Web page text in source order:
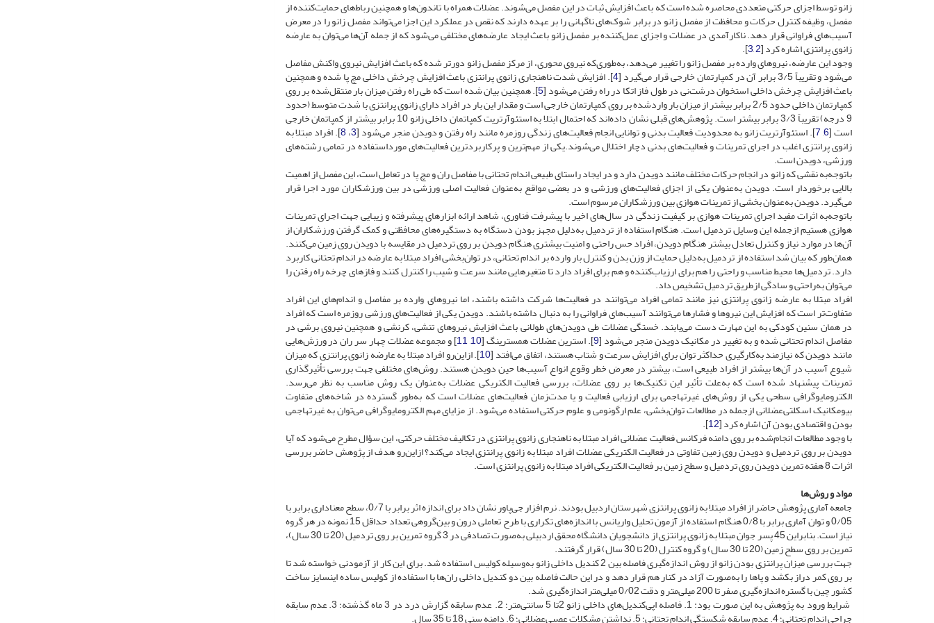
زانو توسط اجزای حرکتی متعددی محاصره شده است که باعث افزایش ثبات در این مفصل می‌شوند. عضلات همراه با تاندون‌ها و همچنین رباط‌های حمایت‌کننده از
مفصل، وظیفه کنترل حرکات و محافظت از مفصل زانو در برابر شوک‌های ناگهانی را بر عهده دارند که نقص در عملکرد این اجزا می‌تواند مفصل زانو را در معرض
آسیب‌های فراوانی قرار دهد. ناکارآمدی در عضلات و اجزای عمل‌کننده بر مفصل زانو باعث ایجاد عارضه‌های مختلفی می‌شود که از جمله آن‌ها می‌توان به عارضه
زانوی پرانتزی اشاره کرد [2
,
3
].
وجود این عارضه، نیروهای وارده بر مفصل زانو را تغییر می‌دهد، به‌طوری‌که نیروی محوری، از مرکز مفصل زانو دورتر شده که باعث افزایش نیروی واکنش مفاصل
می‌شود و تقریباً 3/5 برابر آن در کمپارتمان خارجی قرار می‌گیرد [ 4]. افزایش شدت ناهنجاری زانوی پرانتزی باعث افزایش چرخش داخلی مچ پا شده و همچنین
باعث افزایش چرخش داخلی استخوان درشت‌نی در طول فاز اتکا در راه رفتن می‌شود [5]. همچنین بیان شده است که طی راه رفتن میزان بار منتقل‌شده بر روی
کمپارتمان داخلی حدود 2/5 برابر بیشتر از میزان بار وارد‌شده بر روی کمپارتمان خارجی است و مقدار این بار در افراد دارای زانوی پرانتزی با شدت متوسط (حدود
9 درجه) تقریباً 3/3 برابر بیشتر است. پژوهش‌های قبلی نشان داده‌اند که احتمال ابتلا به استئوآرتریت کمپاتمان داخلی زانو 10 برابر بیشتر از کمپاتمان خارجی
است [6
,
7]. استئوآرتریت زانو به محدودیت فعالیت بدنی و توانایی انجام فعالیت‌های زندگی روزمره مانند راه رفتن و دویدن منجر می‌شود [3،8]. افراد مبتلا به
زانوی پرانتزی اغلب در اجرای تمرینات و فعالیت‌های بدنی دچار اختلال می‌شوند.یکی از مهم‌ترین و پرکاربرد‌ترین فعالیت‌های مورد‌استفاده در تمامی رشته‌های
ورزشی، دویدن است.
با‌توجه‌به نقشی که زانو در انجام حرکات مختلف مانند دویدن دارد و در ایجاد راستای طبیعی اندام تحتانی با مفاصل ران و مچ پا در تعامل است، این مفصل از اهمیت
بالایی برخوردار است. دویدن به‌عنوان یکی از اجزای فعالیت‌های ورزشی و در بعضی مواقع به‌عنوان فعالیت اصلی ورزشی در بین ورزشکاران مورد اجرا قرار
می‌گیرد. دویدن به‌عنوان بخشی از تمرینات هوازی بین ورزشکاران مرسوم است.
با‌توجه‌به اثرات مفید اجرای تمرینات هوازی بر کیفیت زندگی در سال‌های اخیر با پیشرفت فناوری، شاهد ارائه ابزارهای پیشرفته و زیبایی جهت اجرای تمرینات
هوازی هستیم از‌جمله این وسایل تردمیل است. هنگام استفاده از تردمیل به‌دلیل مجهز بودن دستگاه به دستگیره‌های محافظتی و کمک گرفتن ورزشکاران از
آن‌ها در موارد نیاز و کنترل تعادل بیشتر هنگام دویدن، افراد حس راحتی و امنیت بیشتری هنگام دویدن بر روی تردمیل در مقایسه با دویدن روی زمین می‌کنند.
همان‌طور که بیان شد استفاده از تردمیل به‌دلیل حمایت از وزن بدن و کنترل بار وارده بر اندام تحتانی، در توان‌بخشی افراد مبتلا به عارضه در اندام تحتانی کاربرد
دارد. تردمیل‌ها محیط مناسب و راحتی را هم برای ارزیاب‌کننده و هم برای افراد دارد تا متغیرهایی مانند سرعت و شیب را کنترل کنند و فازهای چرخه راه رفتن را
می‌توان به‌راحتی و سادگی از‌طریق تردمیل تشخیص داد.
افراد مبتلا به عارضه زانوی پرانتزی نیز مانند تمامی افراد می‌توانند در فعالیت‌ها شرکت داشته باشند، اما نیروهای وارده بر مفاصل و اندام‌های این افراد
متفاوت‌تر است که افزایش این نیروها و فشارها می‌توانند آسیب‌های فراوانی را به دنبال داشته باشند. دویدن یکی از فعالیت‌های ورزشی روزمره است که افراد
در همان سنین کودکی به این مهارت دست می‌یابند. خستگی عضلات طی دویدن‌های طولانی باعث افزایش نیروهای تنشی، کرنشی و همچنین نیروی برشی در
مفاصل اندام تحتانی شده و به تغییر در مکانیک دویدن منجر می‌شود [9]. استرین عضلات همسترینگ [10
,
11] و مجموعه عضلات چهار سر ران در ورزش‌هایی
مانند دویدن که نیازمند به‌کارگیری حداکثر توان برای افزایش سرعت و شتاب هستند، اتفاق می‌افتد [10]. ازاین‌رو افراد مبتلا به عارضه زانوی پرانتزی که میزان
شیوع آسیب در آن‌ها بیشتر از افراد طبیعی است، بیشتر در معرض خطر وقوع انواع آسیب‌ها حین دویدن هستند. روش‌های مختلفی جهت بررسی تأثیرگذاری
تمرینات پیشنهاد شده است که به‌علت تأثیر این تکنیک‌ها بر روی عضلات، بررسی فعالیت الکتریکی عضلات به‌عنوان یک روش مناسب به ‌نظر می‌رسد.
الکترومایوگرافی سطحی یکی از روش‌های غیر‌تهاجمی برای ارزیابی فعالیت و یا مدت‌زمان فعالیت‌های عضلات است که به‌طور گسترده در شاخه‌های متفاوت
بیومکانیک اسکلتی‌عضلانی از‌جمله در مطالعات توان‌بخشی، علم ارگونومی و علوم حرکتی استفاده می‌شود. از مزایای مهم الکترومایوگرافی می‌توان به غیر‌تهاجمی
بودن و اقتصادی بودن آن اشاره کرد [12
].
با وجود مطالعات انجام‌شده بر روی دامنه فرکانس فعالیت عضلانی افراد مبتلا به ناهنجاری زانوی پرانتزی در تکالیف مختلف حرکتی، این سؤال مطرح می‌شود که آیا
دویدن بر روی تردمیل و دویدن روی زمین تفاوتی در فعالیت الکتریکی عضلات افراد مبتلا به زانوی پرانتزی ایجاد می‌کند؟ از‌این‌رو هدف از پژوهش حاضر بررسی
اثرات 8 هفته تمرین دویدن روی تردمیل و سطح زمین بر فعالیت الکتریکی افراد مبتلا به زانوی پرانتزی است.
مواد و روش‌ها
جامعه آماری پژوهش حاضر از افراد مبتلا به زانوی پرانتزی شهرستان اردبیل بودند. نرم افزار جی‌پاور نشان داد برای اندازه اثر برابر با 0/7، سطح معناداری برابر با
0/05 و توان آماری برابر با 0/8 هنگام استفاده از آزمون تحلیل واریانس با اندازه‌های تکراری با طرح تعاملی درون و بین‌گروهی تعداد حداقل 15 نمونه در هر گروه
نیاز است. بنابراین 45 پسر جوان مبتلا به زانوی پرانتزی از دانشجویان دانشگاه محقق اردبیلی به‌صورت تصادفی در 3 گروه تمرین بر روی تردمیل (20 تا 30 سال)،
تمرین بر روی سطح زمین (20 تا 30 سال) و گروه کنترل (20 تا 30 سال) قرار گرفتند.
جهت بررسی میزان پرانتزی بودن زانو از روش اندازه‌گیری فاصله بین 2 کندیل داخلی زانو به‌وسیله کولیس استفاده شد. برای این کار از آزمودنی خواسته شد تا
بر روی کمر دراز بکشد و پاها را به‌صورت آزاد در کنار هم قرار دهد و در این حالت فاصله بین دو کندیل داخلی ران‌ها با استفاده از کولیس ساده اینسایز ساخت
کشور چین با گستره اندازه‌گیری صفر تا 200 میلی‌متر و دقت 0/02 میلی‌متر اندازه‌گیری شد.
شرایط ورود به پژوهش به این صورت بود: 1. فاصله اپی‌کندیل‌های داخلی زانو 2تا 5 سانتی‌متر؛ 2. عدم سابقه گزارش درد در 3 ماه گذشته؛ 3. عدم سابقه
جراحی اندام تحتانی؛ 4. عدم سابقه شکستگی اندام تحتانی؛ 5. نداشتن مشکلات عصبی‌عضلانی؛ 6. دامنه سنی 18 تا 35 سال.